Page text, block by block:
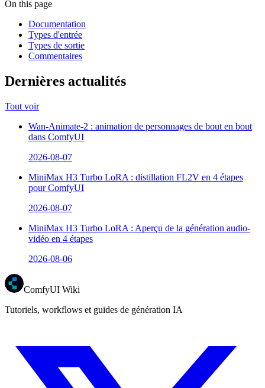
On this page
Documentation
Types d'entrée
Types de sortie
Commentaires
Dernières actualités
Tout voir
Wan-Animate-2 : animation de personnages de bout en bout
dans ComfyUI
2026-08-07
MiniMax H3 Turbo LoRA : distillation FL2V en 4 étapes
pour ComfyUI
2026-08-07
MiniMax H3 Turbo LoRA : Aperçu de la génération audio-
vidéo en 4 étapes
2026-08-06
ComfyUI Wiki
Tutoriels, workflows et guides de génération IA